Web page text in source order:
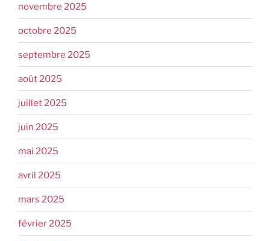
novembre 2025
octobre 2025
septembre 2025
août 2025
juillet 2025
juin 2025
mai 2025
avril 2025
mars 2025
février 2025